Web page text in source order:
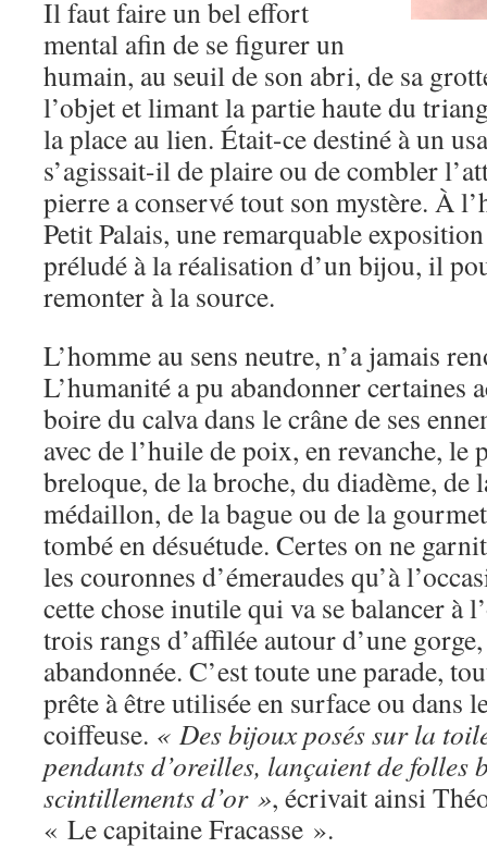
Il faut faire un bel effort
mental afin de se figurer un
humain, au seuil de son abri, de sa
l’objet et limant la partie haute du
la place au lien. Était-ce destiné à un
s’agissait-il de plaire ou de combler
pierre a conservé tout son mystère. À
Petit Palais, une remarquable
préludé à la réalisation d’un bijou, il
remonter à la source.
L’homme au sens neutre, n’a jamais
L’humanité a pu abandonner certaines
boire du calva dans le crâne de ses
avec de l’huile de poix, en revanche, le
breloque, de la broche, du diadème, de
médaillon, de la bague ou de la
tombé en désuétude. Certes on ne
les couronnes d’émeraudes qu’à
cette chose inutile qui va se balancer à
trois rangs d’affilée autour d’une
abandonnée. C’est toute une parade,
prête à être utilisée en surface ou dans
coiffeuse. « Des bijoux posés sur la
pendants d’oreilles, lançaient de folles
scintillements d’or », écrivait ainsi
« Le capitaine Fracasse ».